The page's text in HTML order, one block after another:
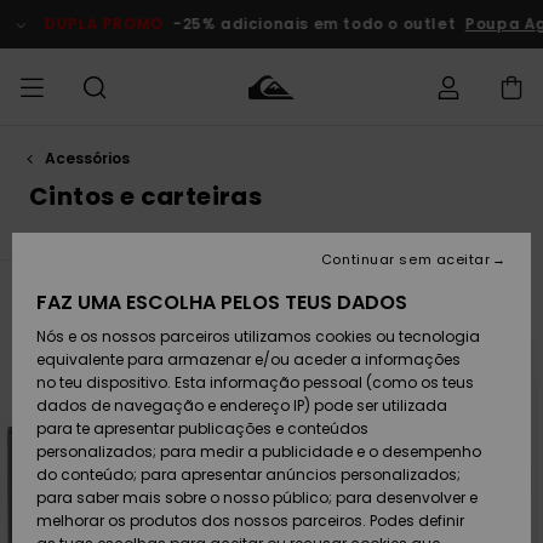
da
produtos
DUPLA PROMO -25% adicionais em todo o outlet Poupa
HOMEM
Calçado e
chinelos
Surfe/água
Snow
MENINO
Calçado e
chinelos
Surfe/água
Neve
MULHER
chegados
Highlights
Snow
SURF
Homem
Crianças
Highlights
Community
SNOW
Neve
Artigos
Criança
Snow Shop
Feminino
Highlights
DUPLA
PROMO
Homem
Criança
Outlet
Mulher
encomenda
Devoluções
Pagamento
Cartão
presente
Quiksilver
Acessórios
Cintos e carteiras
Filtrar e Ordenar
Avançar
procurar
critérios
filtragem
Avançar
ordenar
FAZ UMA ESCOLHA PELOS TEUS DADOS
Nós e os nossos parceiros utilizamos cookies ou tecnologia
equivalente para armazenar e/ou aceder a informações
no teu dispositivo. Esta informação pessoal (como os teus
dados de navegação e endereço IP) pode ser utilizada
para te apresentar publicações e conteúdos
personalizados; para medir a publicidade e o desempenho
do conteúdo; para apresentar anúncios personalizados;
para saber mais sobre o nosso público; para desenvolver e
melhorar os produtos dos nossos parceiros. Podes definir
Continuar sem aceitar